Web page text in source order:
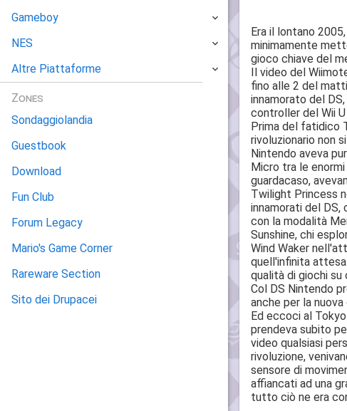
Era il lontano
minimamente
gioco chiave del
Il video del
fino alle 2 del
innamorato del
controller del Wii
Prima del fatidico
rivoluzionario non
Nintendo aveva
Micro tra le
guardacaso,
Twilight Princess
innamorati del DS,
con la modalità
Sunshine, chi
Wind Waker
quell'infinita
qualità di giochi su
Col DS Nintendo
anche per la
Ed eccoci al
prendeva subito
video qualsiasi
rivoluzione,
sensore di
affiancati ad una
tutto ciò ne era
Gameboy
NES
Altre Piattaforme
Zones
Sondaggiolandia
Guestbook
Download
Fun Club
Forum Legacy
Mario's Game Corner
Rareware Section
Sito dei Drupacei